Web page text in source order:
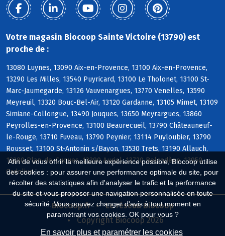
Afin de vous offrir la meilleure expérience possible, Biocoop utilise
des cookies : pour assurer une performance optimale du site, pour
récolter des statistiques afin d'analyser le trafic et la performance
du site et vous proposer une navigation personnalisée en toute
sécurité. Vous pouvez changer d'avis à tout moment en
paramétrant vos cookies. OK pour vous ?
En savoir plus et paramétrer les cookies
Votre magasin Biocoop Sainte Victoire (13790) est
proche de :
13080 Luynes, 13090 Aix-en-Provence, 13100 Aix-en-Provence,
13290 Les Milles, 13540 Puyricard, 13100 Le Tholonet, 13100 St-
Marc-Jaumegarde, 13126 Vauvenargues, 13770 Venelles, 13590
Meyreuil, 13320 Bouc-Bel-Air, 13120 Gardanne, 13105 Mimet, 13109
Simiane-Collongue, 13490 Jouques, 13650 Meyrargues, 13860
Peyrolles-en-Provence, 13100 Beaurecueil, 13790 Châteauneuf-
le-Rouge, 13710 Fuveau, 13790 Peynier, 13114 Puyloubier, 13790
Rousset, 13100 St-Antonin s/Bayon, 13530 Trets, 13190 Allauch,
13380 Plan-de-Cuques, 13390 Auriol, 13720 Belcodène, 13950
Cadolive
Biocoop.fr
Le réseau Biocoop
Copyright Biocoop 2026